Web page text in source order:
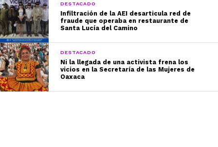
DESTACADO
Infiltración de la AEI desarticula red de
fraude que operaba en restaurante de
Santa Lucía del Camino
DESTACADO
Ni la llegada de una activista frena los
vicios en la Secretaría de las Mujeres de
Oaxaca